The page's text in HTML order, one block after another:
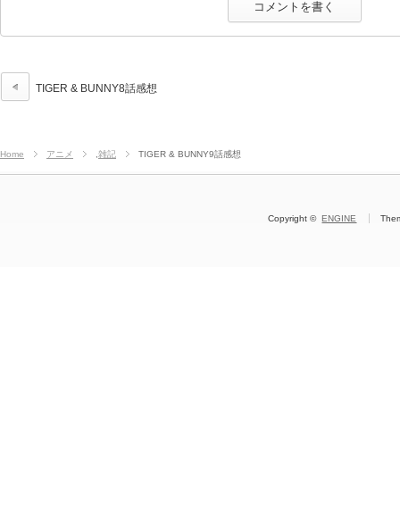
TIGER & BUNNY8話感想
Home アニメ 雑記 TIGER & BUNNY9話感想
Copyright ©ENGINE